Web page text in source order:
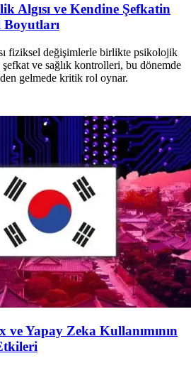
Algısı ve Kendine Şefkatin
fiziksel değişimlerle birlikte psikolojik
ve sağlık kontrolleri, bu dönemde
gelmede kritik rol oynar.
ve Yapay Zeka Kullanımının